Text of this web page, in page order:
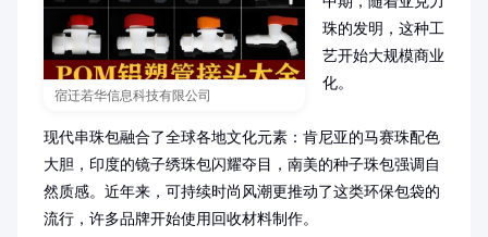
宿迁若华信息科技有限公司
珠的发明，这种工
艺开始大规模商业
化。
现代串珠包融合了全球各地文化元素：肯尼亚的马赛珠配色
大胆，印度的镜子绣珠包闪耀夺目，南美的种子珠包强调自
然质感。近年来，可持续时尚风潮更推动了这类环保包袋的
流行，许多品牌开始使用回收材料制作。